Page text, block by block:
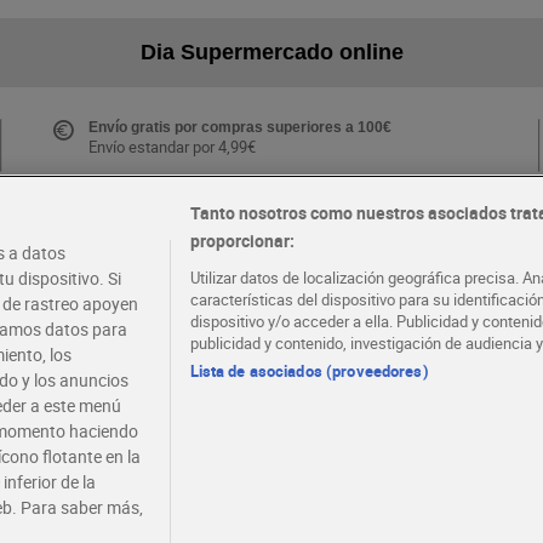
Dia Supermercado online
Envío gratis por compras superiores a 100€
Envío estandar por 4,99€
Folletos y Tiendas
cercana
EMPLEO
a datos
dispositivo. Si
rastreo apoyen
datos para
los
y los anuncios
a este menú
haciendo
flotante en la
de la
Para saber más,
Tanto nosotros como nuestros asociados
proporcionar:
Utilizar datos de localización geográfica precisa.
características del dispositivo para su
dispositivo y/o acceder a ella. Publicidad y
publicidad y contenido, investigación de audiencia
Lista de asociados (proveedores)